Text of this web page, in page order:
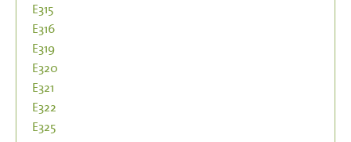
E315
E316
E319
E320
E321
E322
E325